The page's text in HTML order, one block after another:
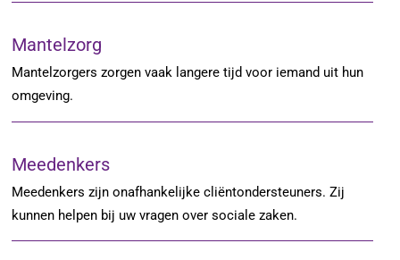
Mantelzorg
Mantelzorgers zorgen vaak langere tijd voor iemand uit hun
omgeving.
Meedenkers
Meedenkers zijn onafhankelijke cliëntondersteuners. Zij
kunnen helpen bij uw vragen over sociale zaken.